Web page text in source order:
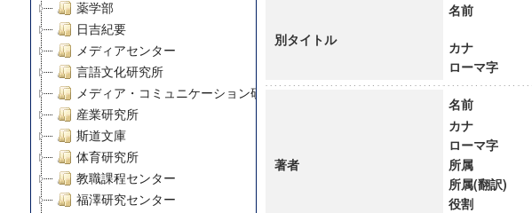
薬学部
日吉紀要
メディアセンター
言語文化研究所
メディア・コミュニケーション研究所
産業研究所
斯道文庫
体育研究所
教職課程センター
福澤研究センター
別タイトル
名前
カナ
ローマ字
著者
名前
カナ
ローマ字
所属
所属(翻訳)
役割